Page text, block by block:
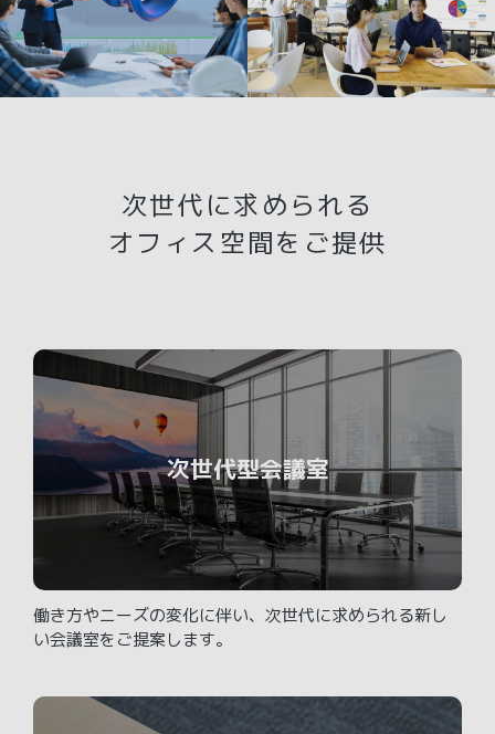
次世代に求められる
オフィス空間をご提供
次世代型会議室
働き方やニーズの変化に伴い、次世代に求められる新し
い会議室をご提案します。